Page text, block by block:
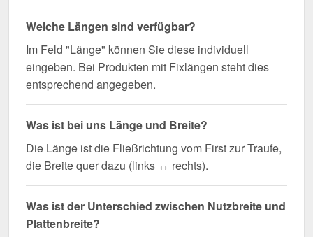
Welche Längen sind verfügbar?
Im Feld "Länge" können Sie diese individuell
eingeben. Bei Produkten mit Fixlängen steht dies
entsprechend angegeben.
Was ist bei uns Länge und Breite?
Die Länge ist die Fließrichtung vom First zur Traufe,
die Breite quer dazu (links ↔ rechts).
Was ist der Unterschied zwischen Nutzbreite und
Plattenbreite?